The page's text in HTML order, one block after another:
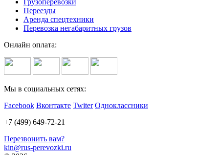
Переезды
Аренда спецтехники
Перевозка негабаритных грузов
Онлайн оплата:
Мы в социальных сетях:
Facebook Вконтакте Twiter Одноклассники
+7 (499) 649-72-21
Перезвонить вам?
kin@rus-perevozki.ru